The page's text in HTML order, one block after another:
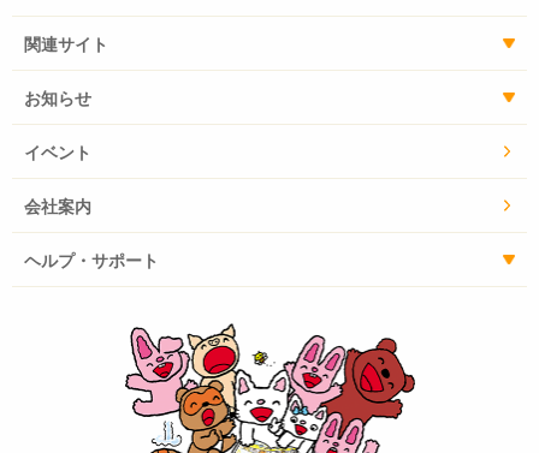
関連サイト
お知らせ
イベント
会社案内
ヘルプ・サポート